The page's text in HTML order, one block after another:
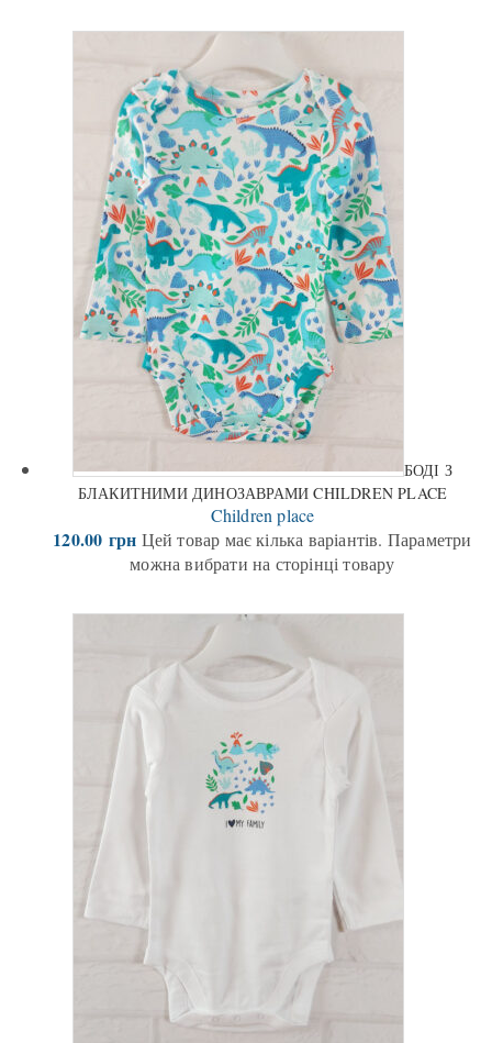
БОДІ З
БЛАКИТНИМИ ДИНОЗАВРАМИ CHILDREN PLACE
Children place
120.00 грн Цей товар має кілька варіантів. Параметри
можна вибрати на сторінці товару